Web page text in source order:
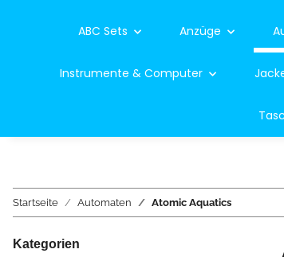
ABC Sets Anzüge
Instrumente & Computer
Startseite Automaten Atomic Aquatics
Kategorien